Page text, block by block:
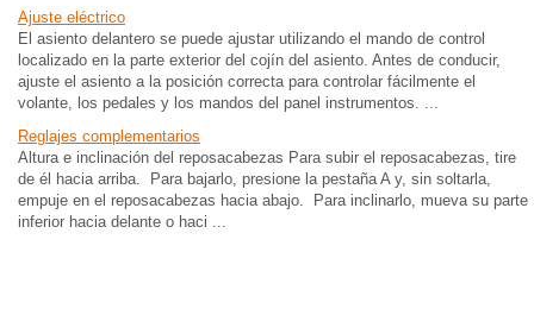
Ajuste eléctrico
El asiento delantero se puede ajustar utilizando el mando de control
localizado en la parte exterior del cojín del asiento. Antes de conducir,
ajuste el asiento a la posición correcta para controlar fácilmente el
volante, los pedales y los mandos del panel instrumentos. ...
Reglajes complementarios
Altura e inclinación del reposacabezas Para subir el reposacabezas, tire
de él hacia arriba. Para bajarlo, presione la pestaña A y, sin soltarla,
empuje en el reposacabezas hacia abajo. Para inclinarlo, mueva su parte
inferior hacia delante o haci ...